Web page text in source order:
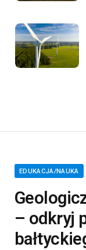
EDUKACJA/NAUKA
– odkryj